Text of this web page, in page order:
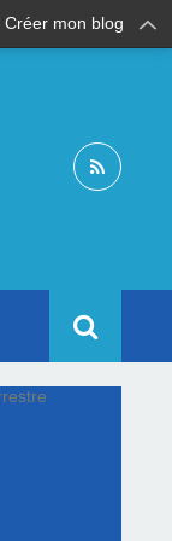
Créer mon blog